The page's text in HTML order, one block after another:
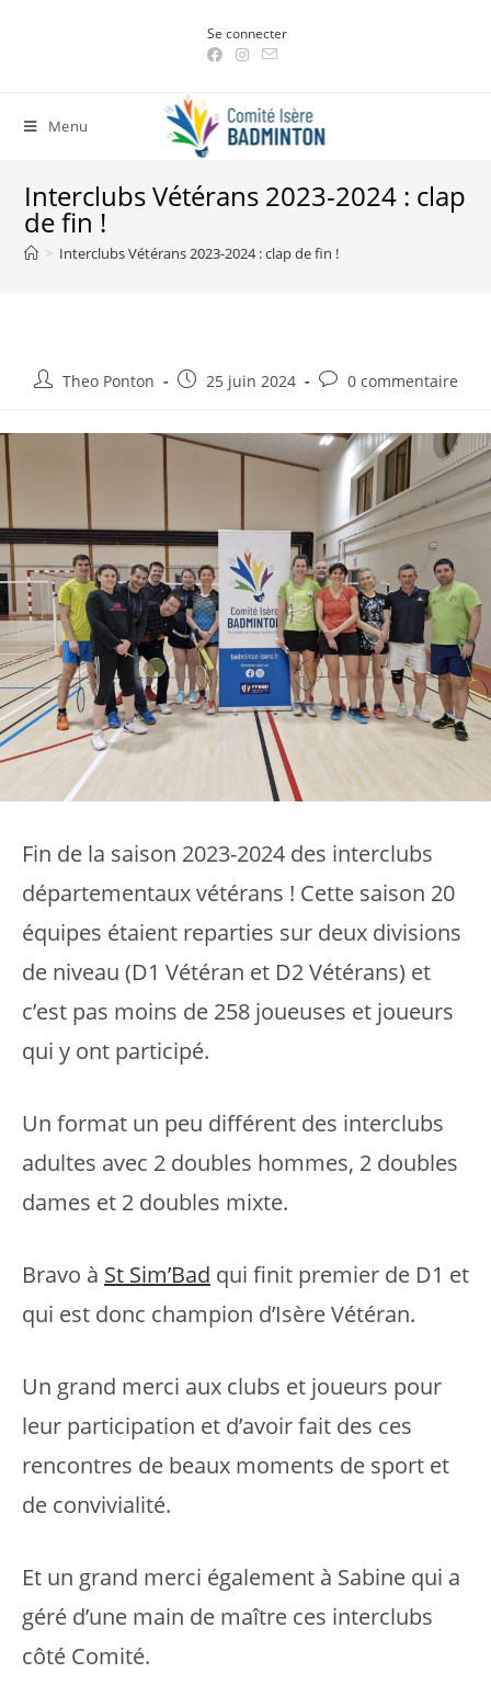
Se connecter
Menu
Interclubs Vétérans 2023-2024 : clap
de fin !
> Interclubs Vétérans 2023-2024 : clap de fin !
Auteur/autrice
publication :
Theo Ponton
Post 25 juin 2024
Post0 commentaire
Fin de la saison 2023-2024 des interclubs
départementaux vétérans ! Cette saison 20
équipes étaient reparties sur deux divisions
de niveau (D1 Vétéran et D2 Vétérans) et
c’est pas moins de 258 joueuses et joueurs
qui y ont participé.
Un format un peu différent des interclubs
adultes avec 2 doubles hommes, 2 doubles
dames et 2 doubles mixte.
Bravo à St Sim’Bad qui finit premier de D1 et
qui est donc champion d’Isère Vétéran.
Un grand merci aux clubs et joueurs pour
leur participation et d’avoir fait des ces
rencontres de beaux moments de sport et
de convivialité.
Et un grand merci également à Sabine qui a
géré d’une main de maître ces interclubs
côté Comité.